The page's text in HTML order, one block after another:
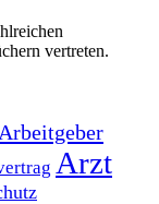
vertreten.
Arbeitgeber
Arzt